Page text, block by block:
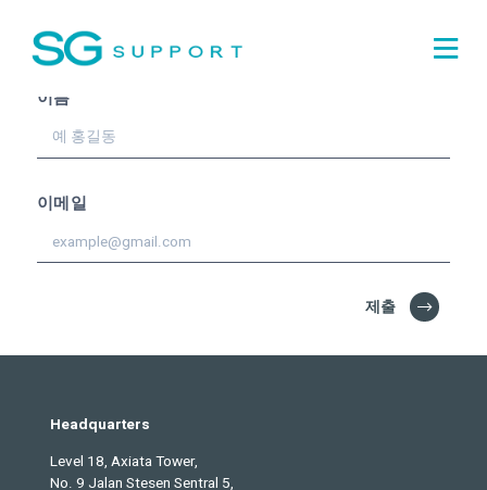
최신 업데이트를
요!
이름
이메일
제출
Headquarters
Level 18, Axiata Tower,
No. 9 Jalan Stesen Sentral 5,